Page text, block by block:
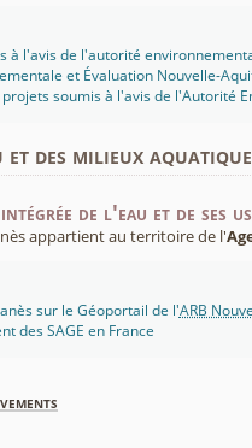
à l'avis de l'autorité
et Évaluation Nouvelle-
soumis à l'avis de l'Autorité
des milieux
de l'eau et de ses
appartient au territoire de l'
sur le Géoportail de l'ARB
des SAGE en France